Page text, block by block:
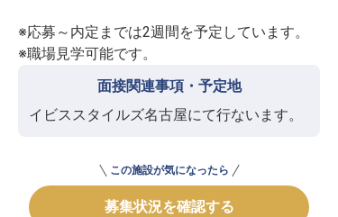
※応募～内定までは2週間を予定しています。
※職場見学可能です。
面接関連事項・予定地
イビススタイルズ名古屋にて行ないます。
この施設が気になったら
募集状況を確認する